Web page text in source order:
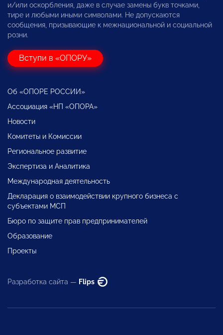
и/или оскорбления, даже в случае замены букв точками,
тире и любыми иными символами. Не допускаются
сообщения, призывающие к межнациональной и социальной
розни.
Вступи в «ОПОРУ»
Об «ОПОРЕ РОССИИ»
Ассоциация «НП «ОПОРА»
Новости
Комитеты и Комиссии
Региональное развитие
Экспертиза и Аналитика
Международная деятельность
Декларация о взаимодействии крупного бизнеса с
субъектами МСП
Бюро по защите прав предпринимателей
Образование
Проекты
Разработка сайта — Flips